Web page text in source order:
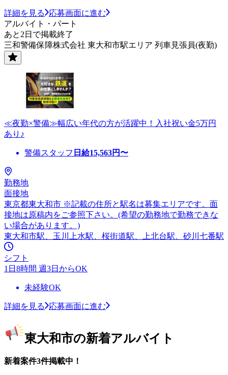
詳細を見る
応募画面に進む
アルバイト・パート
あと2日で掲載終了
三和警備保障株式会社 東大和市駅エリア 列車見張員(夜勤)
≪夜勤×警備≫幅広い年代の方が活躍中！入社祝い金5万円
あり♪
警備スタッフ 日給15,563円〜
勤務地
面接地
東京都東大和市 ※記載の住所と駅名は募集エリアです。面
接地は原稿内をご参照下さい。(希望の勤務地で勤務できな
い場合があります。)
東大和市駅、玉川上水駅、桜街道駅、上北台駅、砂川七番駅
シフト
1日8時間 週3日からOK
未経験OK
詳細を見る 応募画面に進む
東大和市の新着アルバイト
新着案件3件掲載中！